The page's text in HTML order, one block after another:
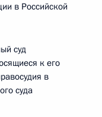
в Российской
суд
к его
в
суда